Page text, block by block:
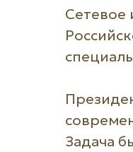
Сетевое
Задача